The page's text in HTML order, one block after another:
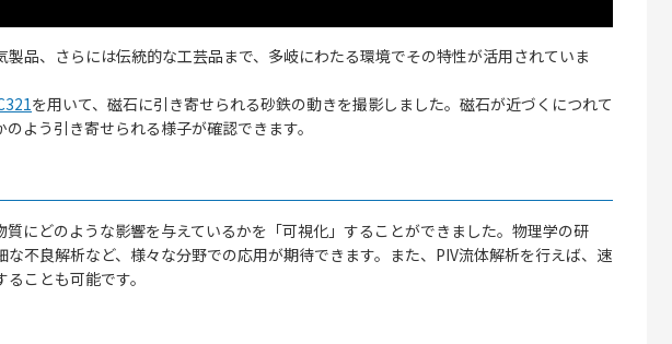
品、さらには伝統的な工芸品まで、多岐にわたる環境でその特性が活用されていま
を用いて、磁石に引き寄せられる砂鉄の動きを撮影しました。磁石が近づくにつれて
よう引き寄せられる様子が確認できます。
にどのような影響を与えているかを「可視化」することができました。物理学の研
不良解析など、様々な分野での応用が期待できます。また、PIV流体解析を行えば、速
ことも可能です。